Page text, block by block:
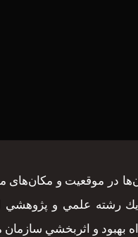
در موقعیت و
يك رشته علمي و
و اثربخشي سازمان